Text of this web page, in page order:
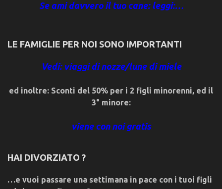
Se ami davvero il tuo cane: leggi:…
LE FAMIGLIE PER NOI SONO IMPORTANTI
Vedi: viaggi di nozze/lune di miele
ed inoltre: Sconti del 50% per i 2 figli minorenni, ed il
3° minore:
viene con noi gratis
HAI DIVORZIATO ?
…e vuoi passare una settimana in pace con i tuoi figli